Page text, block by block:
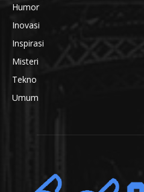
Humor
Inovasi
Inspirasi
Misteri
Tekno
Umum